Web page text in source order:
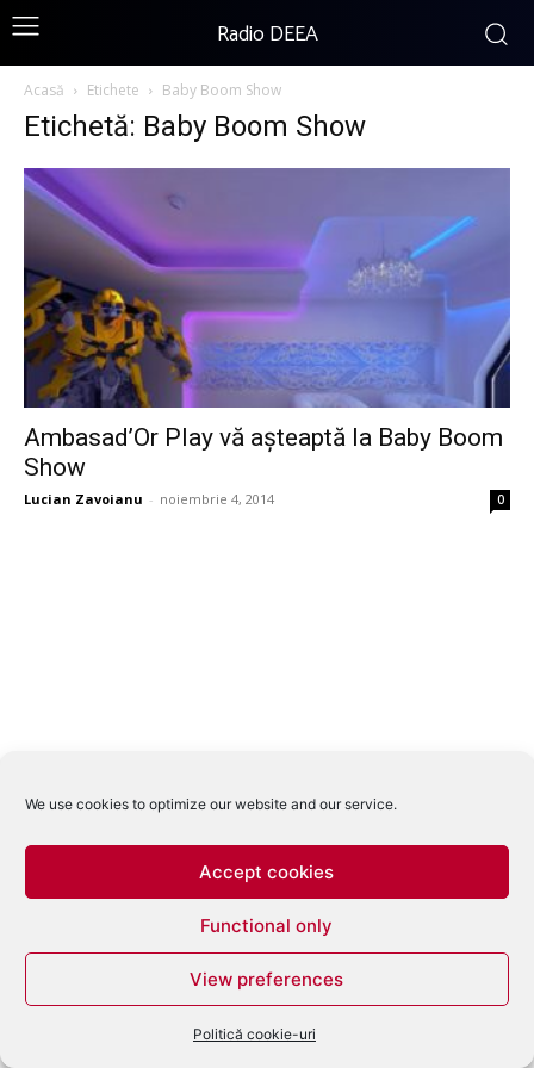
We use cookies to optimize our website and our service.
Accept cookies
Functional only
View preferences
Politică cookie-uri
Radio DEEA
Acasă Etichete Baby Boom Show
Etichetă: Baby Boom Show
Ambasad’Or Play vă așteaptă la Baby Boom
Show
Lucian Zavoianu - noiembrie 4, 2014 0